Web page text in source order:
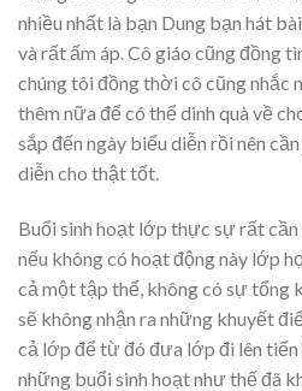
nhiều nhất là bạn Dung bạn hát
và rất ấm áp. Cô giáo cũng đồng
chúng tôi đồng thời cô cũng nhắc
thêm nữa để có thể dinh quà về
sắp đến ngày biểu diễn rồi nên
diễn cho thật tốt.
Buổi sinh hoạt lớp thực sự rất
nếu không có hoạt động này lớp
cả một tập thể, không có sự tổng
sẽ không nhận ra những khuyết
cả lớp để từ đó đưa lớp đi lên tiến
những buổi sinh hoạt như thế đã